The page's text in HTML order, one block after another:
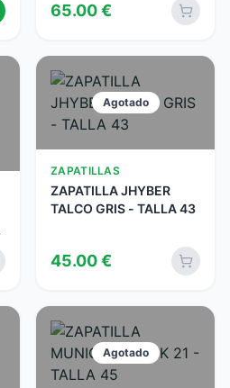
65.00€
Agotado
ZAPATILLAS
ZAPATILLA JHYBER
TALCO GRIS - TALLA 43
45.00€
Agotado